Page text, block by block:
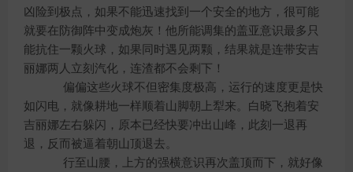
凶险到极点，如果不能迅速找到一个安全的地方，很可能
就要在防御阵中变成炮灰！他所能调集的盖亚意识最多只
能抗住一颗火球，如果同时遇见两颗，结果就是连带安吉
丽娜两人立刻汽化，连渣都不会剩下！
偏偏这些火球不但密集度极高，运行的速度更是快
如闪电，就像耕地一样顺着山脚朝上犁来。白晓飞抱着安
吉丽娜左右躲闪，原本已经快要冲出山峰，此刻一退再
退，反而被逼着朝山顶退去。
行至山腰，上方的强横意识再次盖顶而下，就好像